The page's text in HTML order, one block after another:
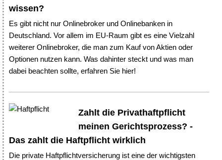
wissen?
Es gibt nicht nur Onlinebroker und Onlinebanken in
Deutschland. Vor allem im EU-Raum gibt es eine Vielzahl
weiterer Onlinebroker, die man zum Kauf von Aktien oder
Optionen nutzen kann. Was dahinter steckt und was man
dabei beachten sollte, erfahren Sie hier!
Zahlt die Privathaftpflicht
meinen Gerichtsprozess? -
Das zahlt die Haftpflicht wirklich
Die private Haftpflichtversicherung ist eine der wichtigsten